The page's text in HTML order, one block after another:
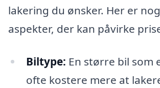
lakering du ønsker. Her er
aspekter, der kan påvirke
Biltype: En større bil som
ofte kostere mere at